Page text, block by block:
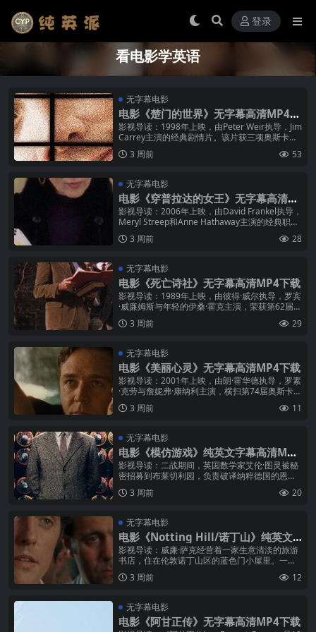
登录
看电影学英语
无字幕电影
电影《楚门的世界》无字幕高清MP4下
载
影视导读：1998年上映，由Peter Weir执导，Jim
Carrey主演的经典剧情片。该片获三项奥斯卡提
名，IMDb评分8.2。楚门·伯班克从出生起就生
活...3 周前 53
无字幕电影
电影《穿普拉达的女王》无字幕高清M
P4下载
影视导读：2006年上映，由David Frankel执导，
Meryl Streep和Anne Hathaway主演的经典职场
电影。该片改编自Lauren We...
3 周前 28
无字幕电影
电影《死亡诗社》无字幕高清MP4下载
影视导读：1989年上映，由彼得·威尔执导，罗宾
·威廉姆斯与年轻的伊桑·霍克主演，荣获第62届奥
斯卡最佳原创剧本奖。故事设定在1959年以传统
和纪律著称的威尔顿...
3 周前 29
无字幕电影
电影《美丽心灵》无字幕高清MP4下载
影视导读：2001年上映，由朗·霍华德执导，罗素
·克劳与詹妮弗·康纳利主演，横扫第74届奥斯卡4
项大奖（最佳影片、最佳导演、最佳改编剧本、
最佳女配角）。影片以天...
3 周前 11
无字幕电影
电影《模仿游戏》纯英文字幕高清MP4
下载
影视导读：二战期间，英国数学家艾伦·图灵被秘
密招募到布莱切利园，负责破译纳粹德国的恩尼
格玛密码。这台密码机每天凌晨更换密码设置，
德军认为它坚不可摧。图灵性格古怪...
3 周前 20
无字幕电影
电影《Notting Hill/诺丁山》纯英文
字幕高清MP4下载
影视导读：威廉·萨克经营着一家生意清淡的旅游
书店，住在伦敦诺丁山区的蓝色门小屋里。一个
偶然的机会，好莱坞巨星安娜·斯科特走进了他的
书店，两人命运的齿轮开始转动。...
3 周前 12
无字幕电影
电影《阿甘正传》无字幕高清MP4下载